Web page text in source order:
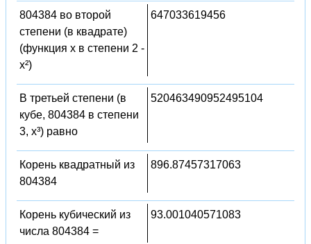
804384 во второй
степени (в квадрате)
(функция x в степени 2 -
x²)
647033619456
В третьей степени (в
кубе, 804384 в степени
3, x³) равно
520463490952495104
Корень квадратный из
804384
896.87457317063
Корень кубический из
числа 804384 =
93.001040571083